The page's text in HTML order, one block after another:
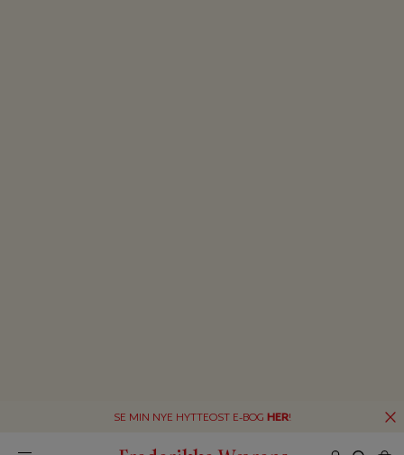
SE MIN NYE HYTTEOST E-BOG HER!